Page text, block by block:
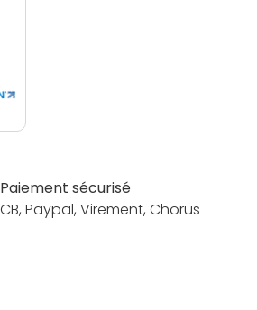
Paiement sécurisé
CB, Paypal, Virement, Chorus